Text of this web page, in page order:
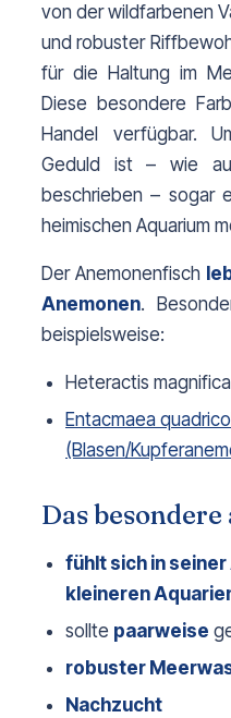
von der wildfarbenen
und robuster
für die Haltung im
Diese besondere
Handel verfügbar.
Geduld ist – wie
beschrieben – sogar
heimischen Aquarium
Der Anemonenfisch
Anemonen.
beispielsweise:
Heteractis magnifica
Entacmaea
(Blasen/
Das
fühlt sich in
kleineren
sollte paarweise
robuster
Nachzucht